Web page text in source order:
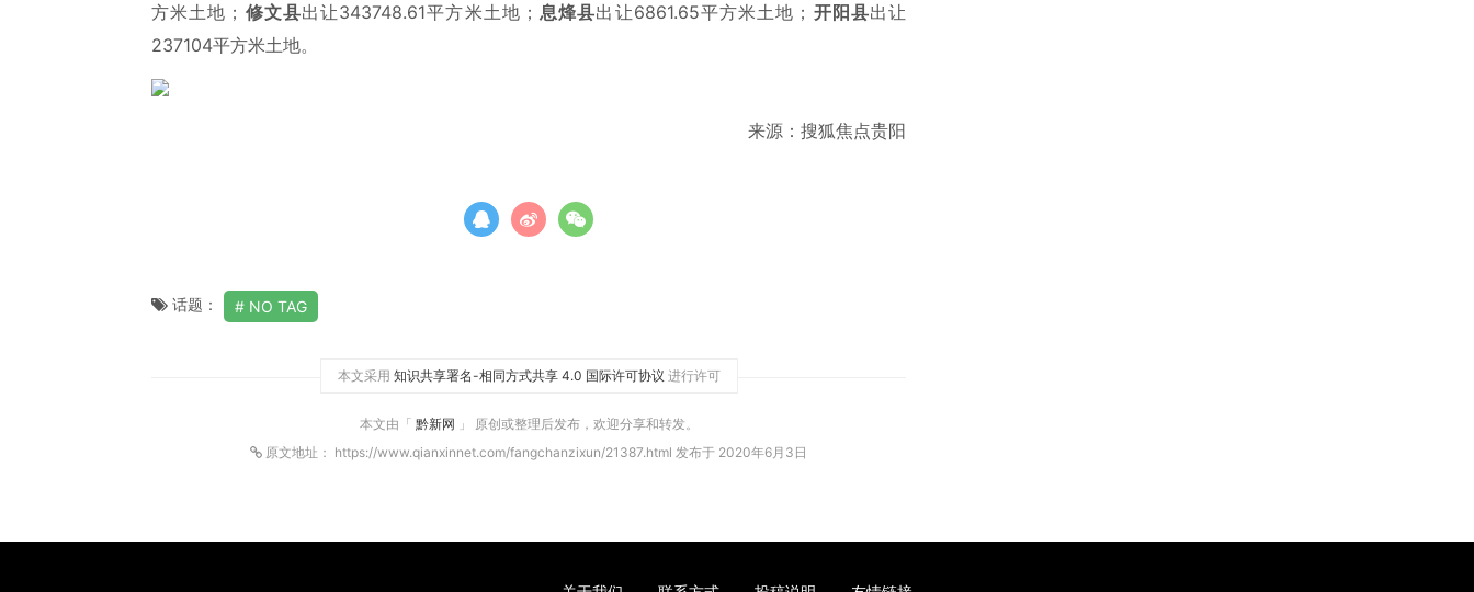
方米土地； 修文县出让343748.61平方米土地； 息烽县出让6861.65平方米土地； 开阳县出让
237104平方米土地。
来源：搜狐焦点贵阳
话题： NO TAG
本文采用 知识共享署名-相同方式共享 4.0 国际许可协议 进行许可
本文由「 黔新网 」 原创或整理后发布，欢迎分享和转发。
原文地址： https://www.qianxinnet.com/fangchanzixun/21387.html 发布于 2020年6月3日